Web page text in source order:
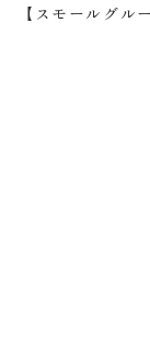
【スモールグ